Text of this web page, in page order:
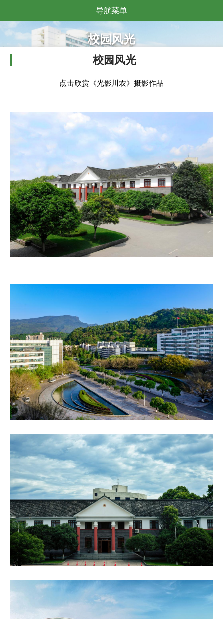
导航菜单
校园风光
校园风光
点击欣赏《光影川农》摄影作品